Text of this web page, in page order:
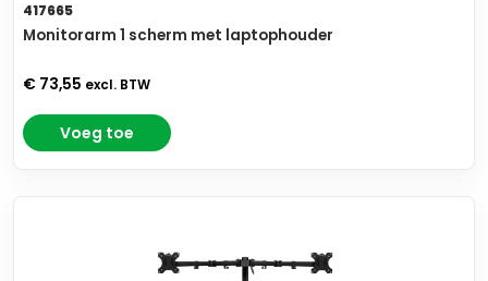
417665
Monitorarm 1 scherm met laptophouder
€ 73,55 excl. BTW
Voeg toe